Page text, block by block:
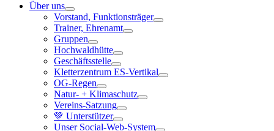
Über uns
Vorstand, Funktionsträger
Trainer, Ehrenamt
Gruppen
Hochwaldhütte
Geschäftsstelle
Kletterzentrum ES-Vertikal
OG-Regen
Natur- + Klimaschutz
Vereins-Satzung
💚 Unterstützer
Unser Social-Web-System